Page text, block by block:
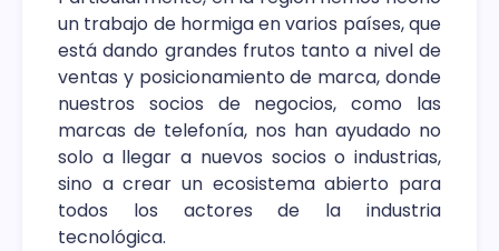
un trabajo de hormiga en varios países, que
está dando grandes frutos tanto a nivel de
ventas y posicionamiento de marca, donde
nuestros socios de negocios, como las
marcas de telefonía, nos han ayudado no
solo a llegar a nuevos socios o industrias,
sino a crear un ecosistema abierto para
todos los actores de la industria
tecnológica.